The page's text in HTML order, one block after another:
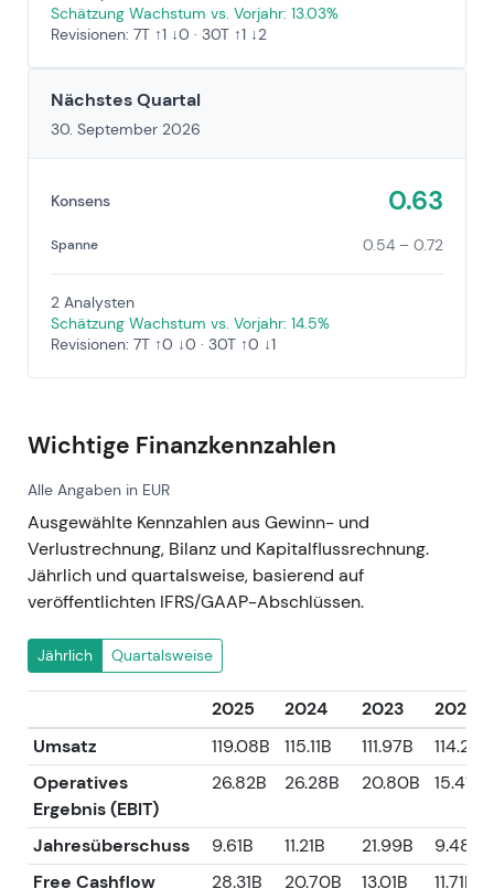
Schätzung Wachstum vs. Vorjahr: 13.03%
Revisionen: 7T ↑1 ↓0 · 30T ↑1 ↓2
Nächstes Quartal
30. September 2026
Konsens 0.63
Spanne 0.54 – 0.72
2 Analysten
Schätzung Wachstum vs. Vorjahr: 14.5%
Revisionen: 7T ↑0 ↓0 · 30T ↑0 ↓1
Wichtige Finanzkennzahlen
Alle Angaben in EUR
Ausgewählte Kennzahlen aus Gewinn- und
Verlustrechnung, Bilanz und Kapitalflussrechnung.
Jährlich und quartalsweise, basierend auf
veröffentlichten IFRS/GAAP-Abschlüssen.
Jährlich Quartalsweise
2025 2024 2023
2022
Umsatz
119.08B 115.11B 111.97B
114.20B
Operatives
Ergebnis (EBIT)
26.82B 26.28B 20.80B 15.41B
Jahresüberschuss 9.61B 11.21B 21.99B
9.48B
Free Cashflow
28.31B 20.70B 13.01B
11.71B